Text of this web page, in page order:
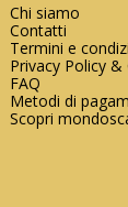
Chi siamo
Contatti
Termini e
Privacy Policy &
FAQ
Metodi di
Scopri